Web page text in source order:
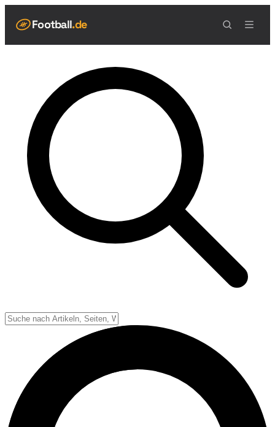
Football.de
Live Scores
Spielplan
Teams
Tabelle
Football Regeln
Punkte & Scoring
Strafen & Fouls
Schiedsrichter